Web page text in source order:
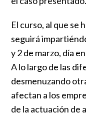
El curso, al que se
seguirá
y 2 de marzo, día
A lo largo de las
desmenuzando
afectan a los
de la actuación de